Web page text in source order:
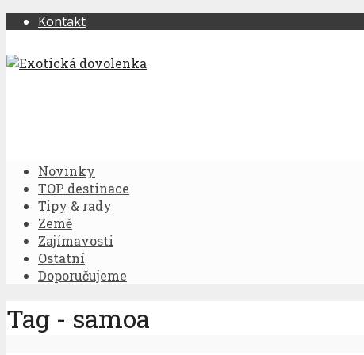
Kontakt
Novinky
TOP destinace
Tipy & rady
Země
Zajímavosti
Ostatní
Doporučujeme
Tag - samoa